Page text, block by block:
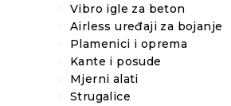
Vibro igle za beton
Airless uređaji za bojanje
Plamenici i oprema
Kante i posude
Mjerni alati
Strugalice